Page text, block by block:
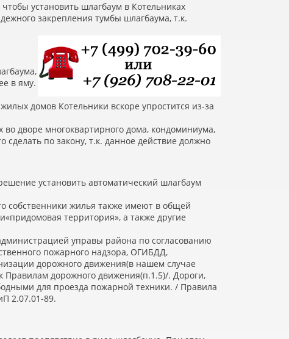
установить шлагбаум в Котельниках
закрепления тумбы шлагбаума, т.к.
в яму.
домов Котельники вскоре упростится из-за
дворе многоквартирного дома, кондоминиума,
по закону, т.к. данное действие должно
установить автоматический шлагбаум
собственники жилья также имеют в общей
и«придомовая территория», а также другие
управы района по согласованию
пожарного надзора, ОГИБДД,
дорожного движения(в нашем случае
Правилам дорожного движения(п.1.5)/. Дороги,
для проезда пожарной техники. / Правила
2.07.01-89.